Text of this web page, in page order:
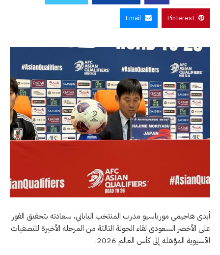
Pinterest
Email
أبدى هاجيمي مورياسيو مدرب المنتخب الياباني، سعادته بتحقيق الفوز
على الأخضر السعودي لقاء الجولة الثالثة من المرحلة الأخيرة للتصفيات
الآسيوية المؤهلة إلى كأس العالم 2026.